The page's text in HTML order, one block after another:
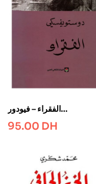
الفقراء – فيودور
دوستويفسكى
95.00 DH